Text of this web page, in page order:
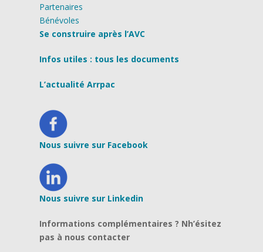
Partenaires
Bénévoles
Se construire après l’AVC
Infos utiles : tous les documents
L’actualité Arrpac
Nous suivre sur Facebook
Nous suivre sur Linkedin
Informations complémentaires ? Nh’ésitez
pas à nous contacter